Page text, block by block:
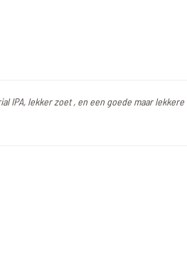
IPA, lekker zoet , en een goede maar lekkere